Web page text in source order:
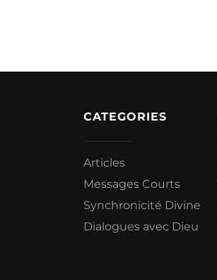
CATEGORIES
Articles
Messages Courts
Synchronicité Divine
Dialogues avec Dieu